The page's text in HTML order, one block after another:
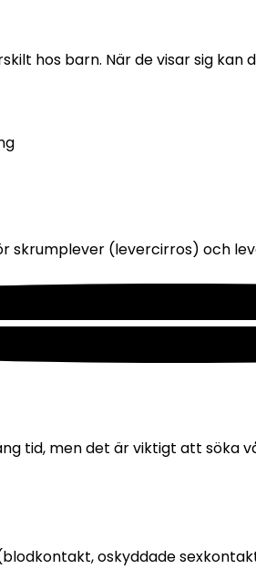
hos barn. När de visar sig kan
skrumplever (levercirros) och
tid, men det är viktigt att
oskyddade